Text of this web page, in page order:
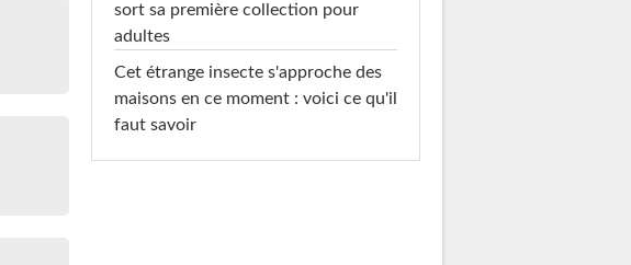
sort sa première collection pour
adultes
Cet étrange insecte s'approche des
maisons en ce moment : voici ce qu'il
faut savoir